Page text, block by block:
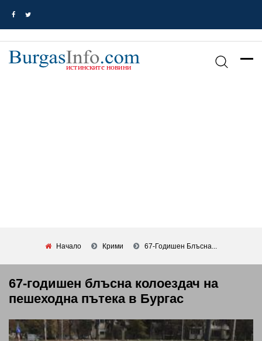
Начало Крими 67-Годишен Блъсна...
67-годишен блъсна колоездач на
пешеходна пътека в Бургас